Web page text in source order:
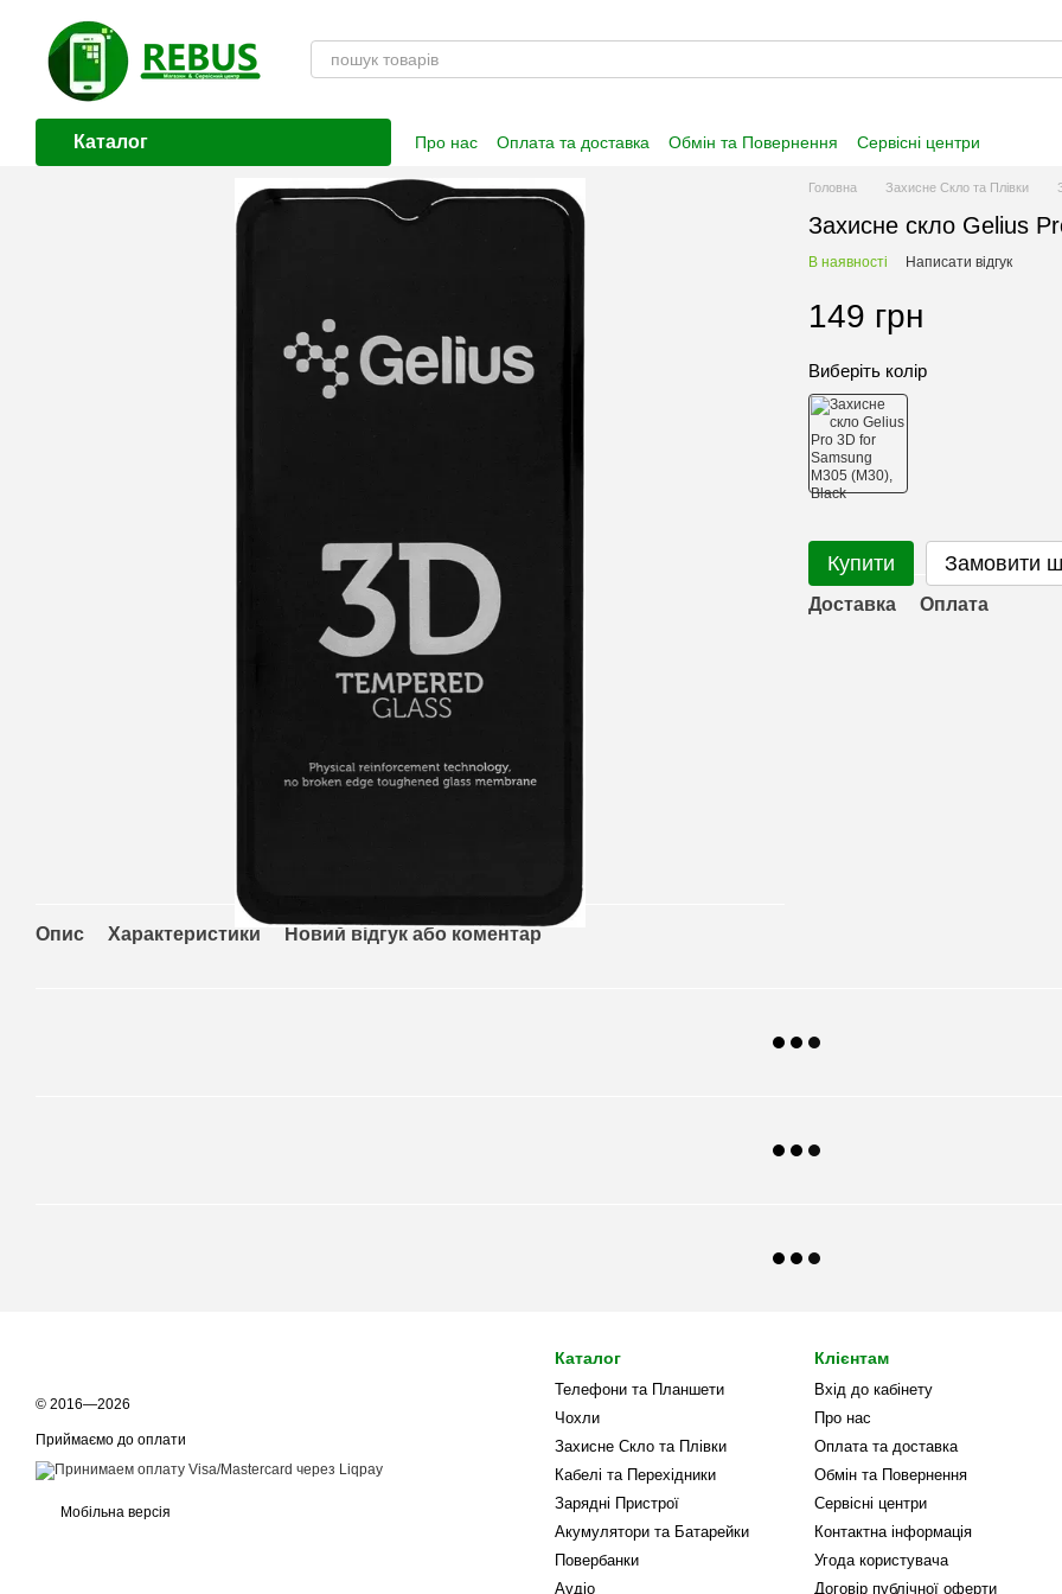
Перейти до основного контенту
Каталог Про нас Оплата та доставка Обмін та Повернення
Сервісні центри
Опис Характеристики Новий відгук або коментар
Головна Захисне Скло та Плівки
Захисне скло Gelius
В наявності Написати відгук
149 грн
Виберіть колір
Купити Замовити
Доставка Оплата
© 2016—2026
Приймаємо до оплати
Мобільна версія
Каталог
Телефони та Планшети
Чохли
Захисне Скло та Плівки
Кабелі та Перехідники
Зарядні Пристрої
Акумулятори та Батарейки
Повербанки
Аудіо
Клієнтам
Вхід до кабінету
Про нас
Оплата та доставка
Обмін та Повернення
Сервісні центри
Контактна інформація
Угода користувача
Договір публічної оферти